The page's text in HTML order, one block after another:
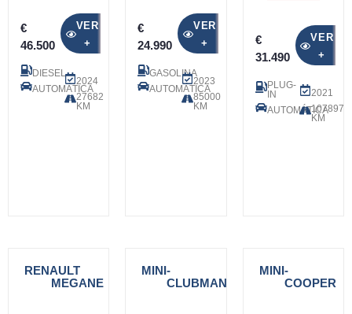
€
46.500
VER
+
DIESEL
AUTOMÁTICA
2024
27682
KM
€
24.990
VER
+
GASOLINA
AUTOMÁTICA
2023
85000
KM
€
31.490
VER
+
PLUG-
IN
AUTOMÁTICA
2021
107897
KM
RENAULT
-
MEGANE
MINI-
CLUBMAN
MINI-
COOPER